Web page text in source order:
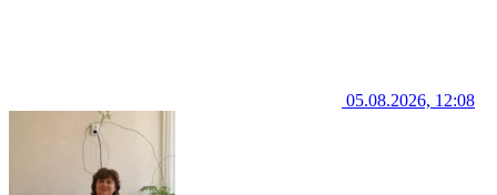
05.08.2026, 12:08